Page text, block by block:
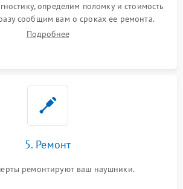
определим поломку и стоимость
сообщим вам о сроках ее ремонта.
Подробнее
5. Ремонт
ремонтируют ваш наушники.